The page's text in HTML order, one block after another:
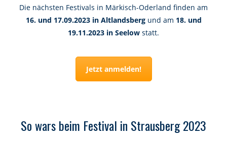
Die nächsten Festivals in Märkisch-Oderland finden am
16. und 17.09.2023 in Altlandsbergund am 18. und
19.11.2023 in Seelow statt.
Jetzt anmelden!
So wars beim Festival in Strausberg 2023